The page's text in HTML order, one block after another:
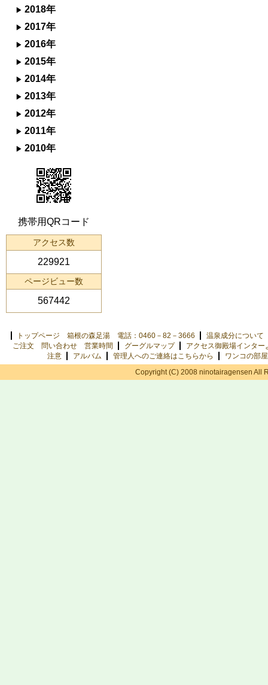
2018年
2017年
2016年
2015年
2014年
2013年
2012年
2011年
2010年
携帯用QRコード
アクセス数
229921
ページビュー数
567442
トップページ 箱根の森足湯 電話：0460－82－3666
温泉成分について
ご注文 問い合わせ 営業時間
グーグルマップ
アクセス御殿場インター
注意
アルバム 管理人へのご連絡はこちらから
ワンコの部屋
Copyright (C) 2008 ninotairagensen All